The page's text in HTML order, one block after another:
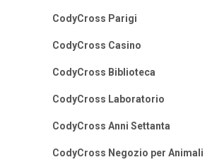
CodyCross Parigi
CodyCross Casino
CodyCross Biblioteca
CodyCross Laboratorio
CodyCross Anni Settanta
CodyCross Negozio per Animali